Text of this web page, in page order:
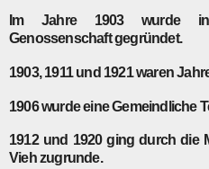
Im Jahre 1903wurde in
Genossenschaft gegründet.
1903,1911und 1921waren
1906wurde eine Gemeindliche
1912 und 1920ging durch die
Vieh zugrunde.